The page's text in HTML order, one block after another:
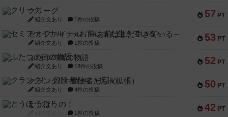
57 PT
クリーグ
紹介文あり 1件の投稿
53 PT
セミファイナル ～お前はまだ生きている～
紹介文あり 1件の投稿
52 PT
ふたつの街の物語
紹介文あり 18件の投稿
50 PT
クランク! ：冒険者たち（拡張）
紹介文あり 4件の投稿
42 PT
とうほうの！
1件の投稿